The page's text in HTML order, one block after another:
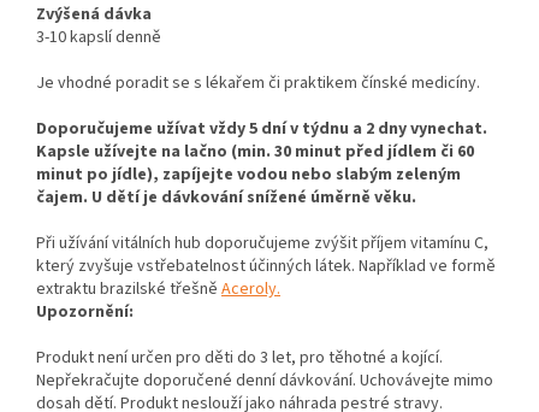
Zvýšená dávka
3-10 kapslí denně
Je vhodné poradit se s lékařem či praktikem čínské medicíny.
Doporučujeme užívat vždy 5 dní v týdnu a 2 dny vynechat.
Kapsle užívejte na lačno (min. 30 minut před jídlem či 60
minut po jídle), zapíjejte vodou nebo slabým zeleným
čajem. U dětí je dávkování snížené úměrně věku.
Při užívání vitálních hub doporučujeme zvýšit příjem vitamínu C,
který zvyšuje vstřebatelnost účinných látek. Například ve formě
extraktu brazilské třešně Aceroly.
Upozornění:
Produkt není určen pro děti do 3 let, pro těhotné a kojící.
Nepřekračujte doporučené denní dávkování. Uchovávejte mimo
dosah dětí. Produkt neslouží jako náhrada pestré stravy.